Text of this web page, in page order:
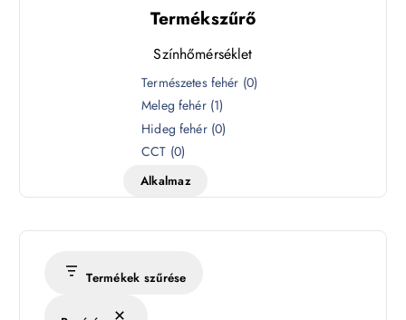
Termékszűrő
Színhőmérséklet
é
s
k
Természetes fehér (0)
Meleg fehér (1)
Hideg fehér (0)
CCT (0)
Alkalmaz
Termékek szűrése